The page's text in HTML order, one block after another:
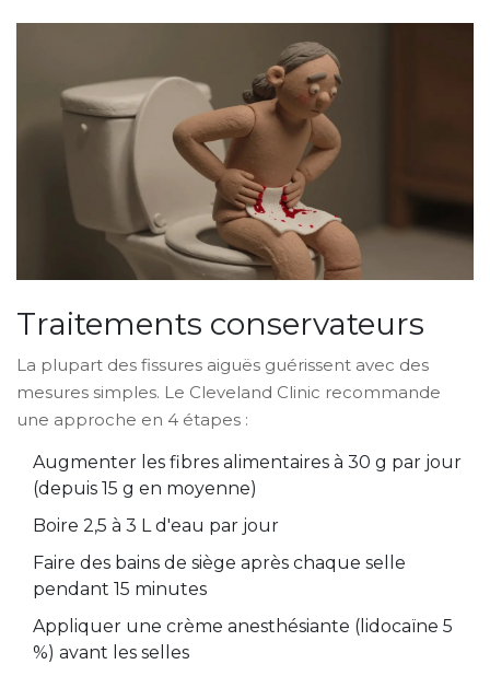
Traitements conservateurs
La plupart des fissures aiguës guérissent avec des
mesures simples. Le Cleveland Clinic recommande
une approche en 4 étapes :
Augmenter les fibres alimentaires à 30 g par jour
(depuis 15 g en moyenne)
Boire 2,5 à 3 L d'eau par jour
Faire des bains de siège après chaque selle
pendant 15 minutes
Appliquer une crème anesthésiante (lidocaïne 5
%) avant les selles